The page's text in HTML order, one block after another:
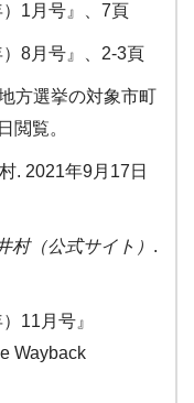
）1月号』、7頁
）8月号』、2-3頁
方選挙の対象市町
閲覧。
. 2021年9月17日
村（公式サイト） .
11月号』
Wayback